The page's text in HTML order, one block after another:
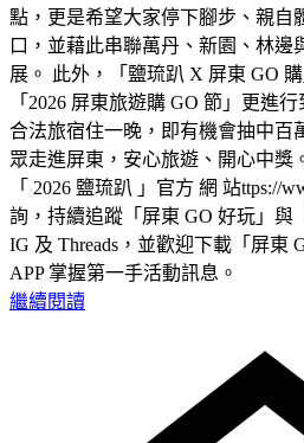
點，更是希望大家停下腳步、親自
口，並藉此串聯萬丹、新園、林邊
展。 此外，「鹽琉趴 X 屏東 GO
「2026 屏東旅遊購 GO 節」更進
合法旅宿住一晚，即有機會抽中百
眾走進屏東，安心旅遊、開心中獎
「 2026 鹽琉趴 」官方 網 站ttps://
詢，持續追蹤「屏東 GO 好玩」與
IG 及 Threads，並歡迎下載「屏東
APP 掌握第一手活動訊息。
繼續閱讀